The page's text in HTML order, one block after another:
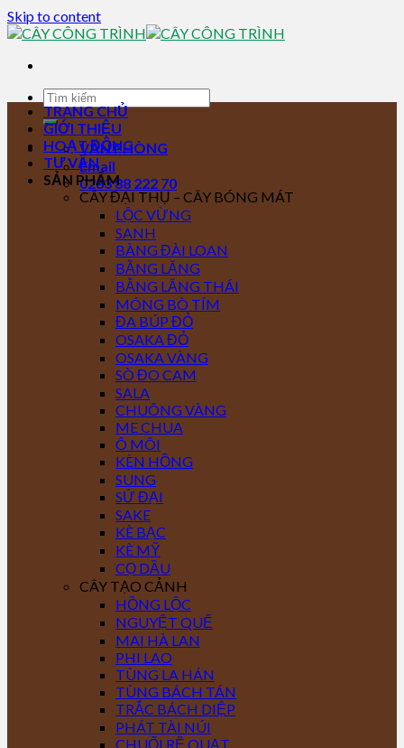
Skip to content
VĂN PHÒNG
Email
0283 88 222 70
TRANG CHỦ
GIỚI THIỆU
HOẠT ĐỘNG
TƯ VẤN
SẢN PHẨM
CÂY ĐẠI THỤ – CÂY BÓNG MÁT
LỘC VỪNG
SANH
BÀNG ĐÀI LOAN
BẰNG LĂNG
BẰNG LĂNG THÁI
MÓNG BÒ TÍM
ĐA BÚP ĐỎ
OSAKA ĐỎ
OSAKA VÀNG
SÒ ĐO CAM
SALA
CHUÔNG VÀNG
ME CHUA
Ô MÔI
KÈN HỒNG
SUNG
SỨ ĐẠI
SAKE
KÈ BẠC
KÈ MỸ
CỌ DẦU
CÂY TẠO CẢNH
HỒNG LỘC
NGUYỆT QUẾ
MAI HÀ LAN
PHI LAO
TÙNG LA HÁN
TÙNG BÁCH TÁN
TRẮC BÁCH DIỆP
PHÁT TÀI NÚI
CHUỐI RẼ QUẠT